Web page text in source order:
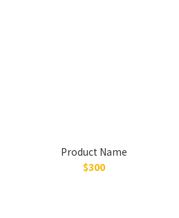
Product Name
$300